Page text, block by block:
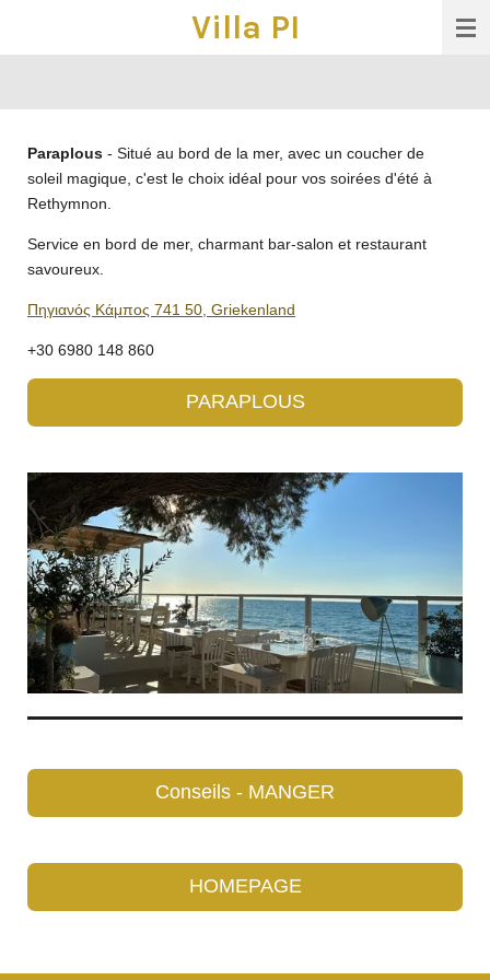
Villa PI
Paraplous - Situé au bord de la mer, avec un coucher de
soleil magique, c'est le choix idéal pour vos soirées d'été à
Rethymnon.
Service en bord de mer, charmant bar-salon et restaurant
savoureux.
Πηγιανός Κάμπος 741 50, Griekenland
+30 6980 148 860
PARAPLOUS
Conseils - MANGER
HOMEPAGE